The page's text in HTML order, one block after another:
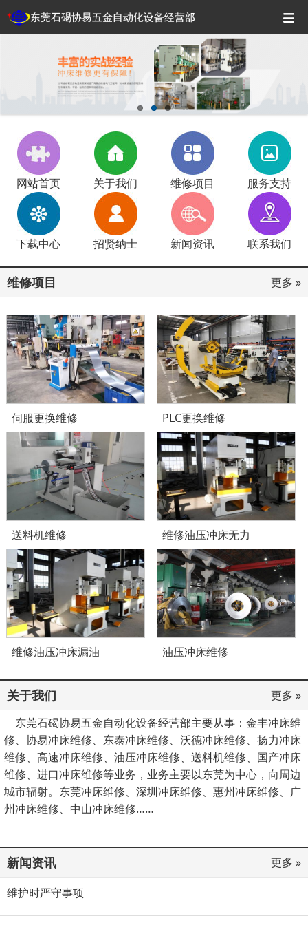
网站首页 关于我们 维修项目 服务支持
下载中心 招贤纳士 新闻资讯 联系我们
维修项目 更多 »
伺服更换维修 PLC更换维修
送料机维修 维修油压冲床无力
维修油压冲床漏油 油压冲床维修
关于我们
更多 »
东莞石碣协易五金自动化设备经营部主要从事：金丰冲床维
修、协易冲床维修、东泰冲床维修、沃德冲床维修、扬力冲床
维修、高速冲床维修、油压冲床维修、送料机维修、国产冲床
维修、进口冲床维修等业务，业务主要以东莞为中心，向周边
城市辐射。东莞冲床维修、深圳冲床维修、惠州冲床维修、广
州冲床维修、中山冲床维修……
新闻资讯
更多 »
维护时严守事项